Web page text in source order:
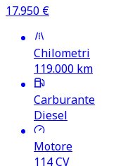
17.950 €
Chilometri
119.000 km
Carburante
Diesel
Motore
114CV